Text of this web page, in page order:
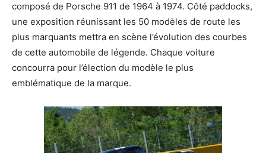
composé de Porsche 911 de 1964 à 1974. Côté paddocks,
une exposition réunissant les 50 modèles de route les
plus marquants mettra en scène l’évolution des courbes
de cette automobile de légende. Chaque voiture
concourra pour l’élection du modèle le plus
emblématique de la marque.